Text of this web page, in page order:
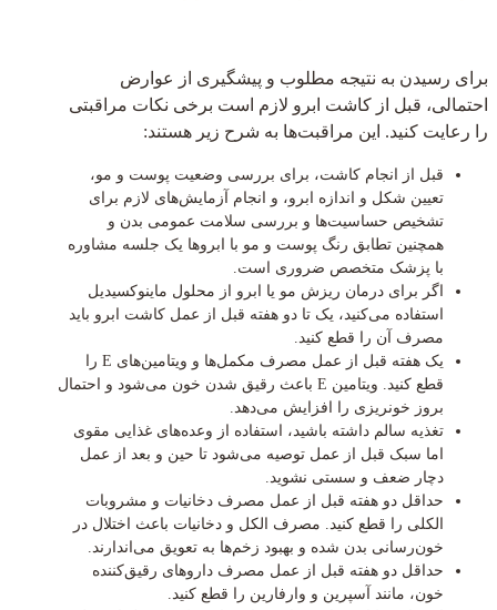
برای رسیدن به نتیجه مطلوب و پیشگیری از عوارض
احتمالی، قبل از کاشت ابرو لازم است برخی نکات مراقبتی
را رعایت کنید. این مراقبت‌ها به شرح زیر هستند:
قبل از انجام کاشت، برای بررسی وضعیت پوست و مو،
تعیین شکل و اندازه ابرو، و انجام آزمایش‌های لازم برای
تشخیص حساسیت‌ها و بررسی سلامت عمومی بدن و
همچنین تطابق رنگ پوست و مو با ابروها یک جلسه مشاوره
با پزشک متخصص ضروری است.
اگر برای درمان ریزش مو یا ابرو از محلول ماینوکسیدیل
استفاده می‌کنید، یک تا دو هفته قبل از عمل کاشت ابرو باید
مصرف آن را قطع کنید.
یک هفته قبل از عمل مصرف مکمل‌ها و ویتامین‌های E را
قطع کنید. ویتامین E باعث رقیق شدن خون می‌شود و احتمال
بروز خونریزی را افزایش می‌دهد.
تغذیه سالم داشته باشید، استفاده از وعده‌های غذایی مقوی
اما سبک قبل از عمل توصیه می‌شود تا حین و بعد از عمل
دچار ضعف و سستی نشوید.
حداقل دو هفته قبل از عمل مصرف دخانیات و مشروبات
الکلی را قطع کنید. مصرف الکل و دخانیات باعث اختلال در
خون‌رسانی بدن شده و بهبود زخم‌ها به تعویق می‌اندارند.
حداقل دو هفته قبل از عمل مصرف داروهای رقیق‌کننده
خون، مانند آسپرین و وارفارین را قطع کنید.